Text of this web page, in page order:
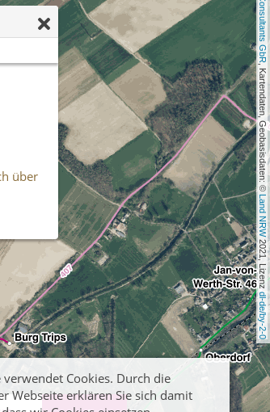
, Kartendaten, Geobasisdaten: ©
Land NRW
2021, Lizenz
dl-de/by-2-0
über
verwendet Cookies. Durch die
Webseite erklären Sie sich damit